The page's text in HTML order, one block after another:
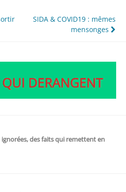
SIDA & COVID19 : mêmes
mensonges
des faits qui remettent en